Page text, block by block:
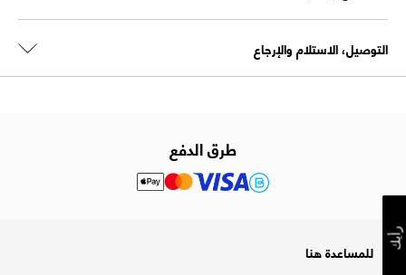
التوصيل، الاستلام والإرجاع
طرق الدفع
للمساعدة هنا
رأيك